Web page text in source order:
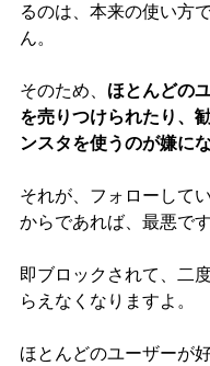
るのは、本来の使い方
ん。
そのため、 ほとんどの
を売りつけられたり、
ンスタを使うのが嫌に
それが、フォローして
からであれば、最悪です
即ブロックされて、二
らえなくなりますよ。
ほとんどのユーザーが